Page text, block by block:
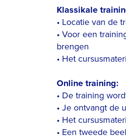
Klassikale
• Locatie van de
• Voor een
brengen
• Het
Online training:
• De training
• Je ontvangt de
• Het
• Een tweede